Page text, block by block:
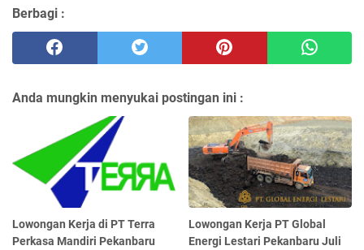
Berbagi :
Anda mungkin menyukai postingan ini :
Lowongan Kerja di PT Terra
Perkasa Mandiri Pekanbaru
Lowongan Kerja PT Global
Energi Lestari Pekanbaru Juli